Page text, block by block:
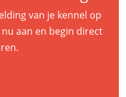
van je kennel op
aan en begin direct